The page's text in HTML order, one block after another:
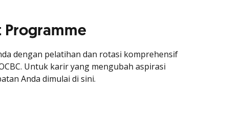
Programme
dengan pelatihan dan rotasi komprehensif
Untuk karir yang mengubah aspirasi
Anda dimulai di sini.